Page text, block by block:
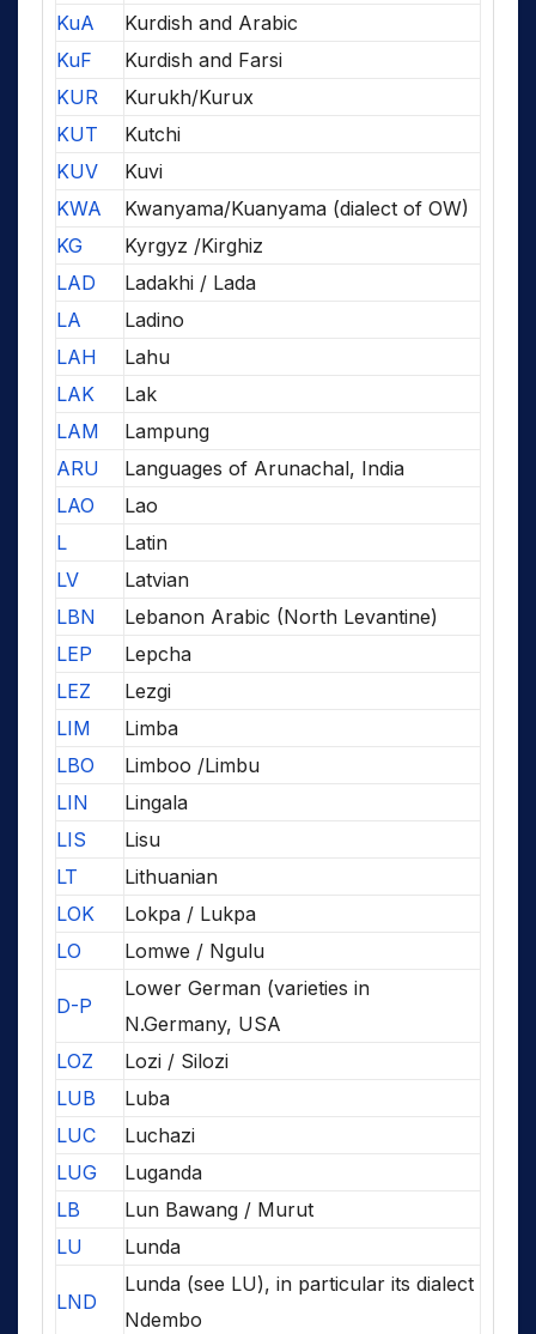
KuA
Kurdish and Arabic
KuF
Kurdish and Farsi
KUR
Kurukh/Kurux
KUT
Kutchi
KUV
Kuvi
KWA
Kwanyama/Kuanyama (dialect of OW)
KG
Kyrgyz /Kirghiz
LAD
Ladakhi / Lada
LA
Ladino
LAH
Lahu
LAK
Lak
LAM
Lampung
ARU
Languages of Arunachal, India
LAO
Lao
L
Latin
LV
Latvian
LBN
Lebanon Arabic (North Levantine)
LEP
Lepcha
LEZ
Lezgi
LIM
Limba
LBO
Limboo /Limbu
LIN
Lingala
LIS
Lisu
LT
Lithuanian
LOK
Lokpa / Lukpa
LO
Lomwe / Ngulu
D-P
Lower German (varieties in
N.Germany, USA
LOZ
Lozi / Silozi
LUB
Luba
LUC
Luchazi
LUG
Luganda
LB
Lun Bawang / Murut
LU
Lunda
LND
Lunda (see LU), in particular its dialect
Ndembo